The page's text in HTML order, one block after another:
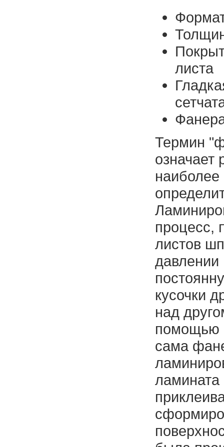
листа
Термин
процесс,
листов
давлении
кусочки
над
помощью
сама